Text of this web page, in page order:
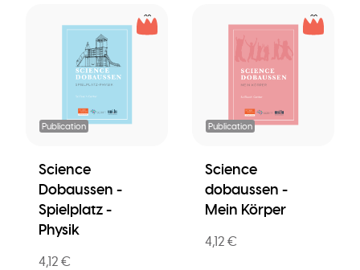
Publication
Science
Dobaussen -
Spielplatz -
Physik
4,12 €
Publication
Science
dobaussen -
Mein Körper
4,12 €